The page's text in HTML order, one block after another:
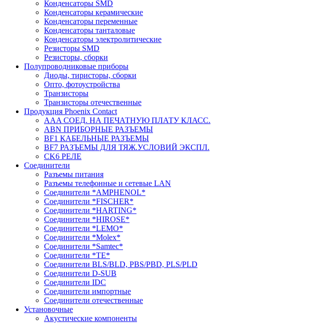
Конденсаторы SMD
Конденсаторы керамические
Конденсаторы переменные
Конденсаторы танталовые
Конденсаторы электролитические
Резисторы SMD
Резисторы, сборки
Полупроводниковые приборы
Диоды, тиристоры, сборки
Опто, фотоустройства
Транзисторы
Транзисторы отечественные
Продукция Phoenix Contact
AAA СОЕД. НА ПЕЧАТНУЮ ПЛАТУ КЛАСС.
ABN ПРИБОРНЫЕ РАЗЪЕМЫ
BF1 КАБЕЛЬНЫЕ РАЗЪЕМЫ
BF7 РАЗЪЕМЫ ДЛЯ ТЯЖ.УСЛОВИЙ ЭКСПЛ.
CK6 РЕЛЕ
Соединители
Разъемы питания
Разъемы телефонные и сетевые LAN
Соединители *AMPHENOL*
Соединители *FISCHER*
Соединители *HARTING*
Соединители *HIROSE*
Соединители *LEMO*
Соединители *Molex*
Соединители *Samtec*
Соединители *TE*
Соединители BLS/BLD, PBS/PBD, PLS/PLD
Соединители D-SUB
Соединители IDC
Соединители импортные
Соединители отечественные
Установочные
Акустические компоненты